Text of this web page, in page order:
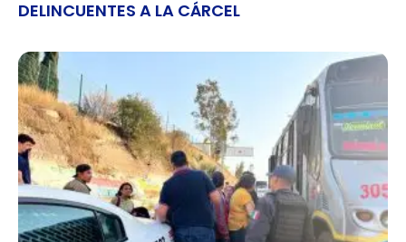
DELINCUENTES A LA CÁRCEL